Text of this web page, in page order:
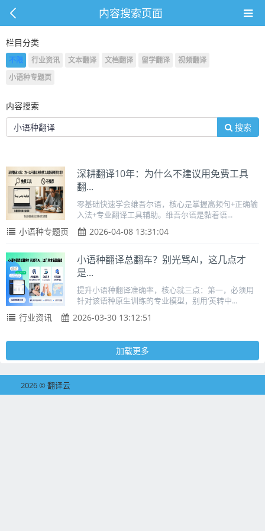
内容搜索页面
栏目分类
不限 行业资讯 文本翻译 文档翻译 留学翻译
视频翻译
小语种专题页
内容搜索
搜索
深耕翻译10年：为什么不建议用免费工具
翻...
零基础快速学会维吾尔语，核心是掌握高频句+正确输
入法+专业翻译工具辅助。维吾尔语是黏着语...
小语种专题页 2026-04-08 13:31:04
小语种翻译总翻车？别光骂AI，这几点才
是...
提升小语种翻译准确率，核心就三点：第一，必须用
针对该语种原生训练的专业模型，别用‘英转中...
行业资讯 2026-03-30 13:12:51
加载更多
2026 © 翻译云